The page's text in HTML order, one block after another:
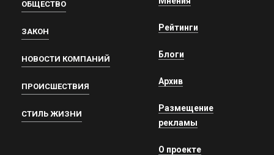
ОБЩЕСТВО
ЗАКОН
НОВОСТИ КОМПАНИЙ
ПРОИСШЕСТВИЯ
СТИЛЬ ЖИЗНИ
Рейтинги
Блоги
Архив
Размещение
рекламы
О проекте